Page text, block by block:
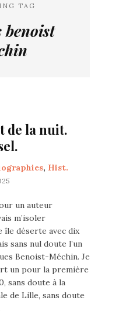
TAG
benoist
de la nuit.
, Hist.
un auteur
m’isoler
île déserte avec dix
sans nul doute l’un
Benoist-Méchin. Je
un pour la première
sans doute à la
de Lille, sans doute